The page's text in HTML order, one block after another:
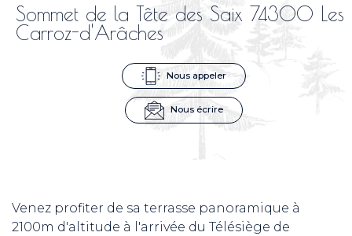
Sommet de la Tête des Saix 74300 Les
Carroz-d'Arâches
Nous appeler
Nous écrire
Venez profiter de sa terrasse panoramique à
2100m d'altitude à l'arrivée du Télésiège de